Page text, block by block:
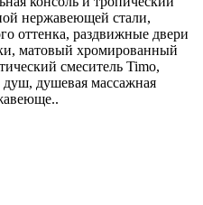
нержавеющей стали,
оттенка, раздвижные двери
матовый хромированный
смеситель Timo,
душевая массажная